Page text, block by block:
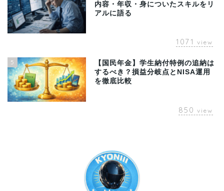
内容・年収・身についたスキルをリ
アルに語る
1071 view
5
【国民年金】学生納付特例の追納は
するべき？損益分岐点とNISA運用
を徹底比較
850 view